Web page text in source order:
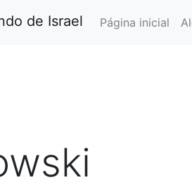
de Israel Página inicial